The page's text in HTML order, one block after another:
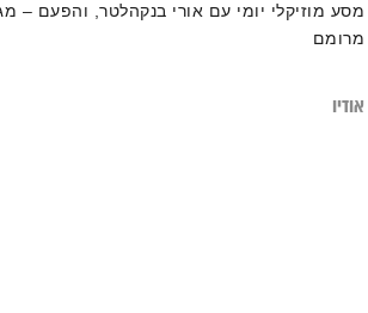
מסע מוזיקלי יומי עם אורי בנקהלטר, והפעם –
מרומם
אודיו